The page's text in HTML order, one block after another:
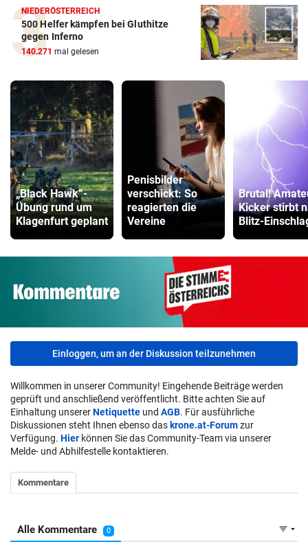
NIEDERÖSTERREICH
500 Helfer kämpfen bei Gluthitze
gegen Inferno
140.271 mal gelesen
„Black Hawk“-
Übung rund um
Klagenfurt geplant
Penisbilder
verschickt: So
reagierten die
Vereine
Brutal!
Kicker stirbt
Blitz-
Einloggen, um an der Diskussion teilzunehmen
Willkommen in unserer Community! Eingehende Beiträge werden
geprüft und anschließend veröffentlicht. Bitte achten Sie auf
Einhaltung unsererNetiquette und AGB. Für ausführliche
Diskussionen steht Ihnen ebenso das krone.at-Forumzur
Verfügung. Hier können Sie das Community-Team via unserer
Melde- und Abhilfestelle kontaktieren.